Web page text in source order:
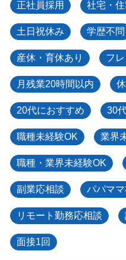
正社員採用 社宅・
土日祝休み 学歴不問
産休・育休あり フ
月残業20時間以内
20代におすすめ 30
職種未経験OK 業界
職種・業界未経験OK
副業応相談 パパマ
リモート勤務応相談
面接1回